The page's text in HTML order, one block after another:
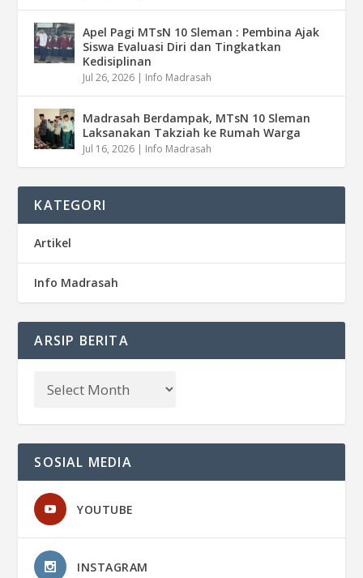
Apel Pagi MTsN 10 Sleman : Pembina Ajak
Siswa Evaluasi Diri dan Tingkatkan
Kedisiplinan
Jul 26, 2026 Info Madrasah
Madrasah Berdampak, MTsN 10 Sleman
Laksanakan Takziah ke Rumah Warga
Jul 16, 2026 Info Madrasah
KATEGORI
Artikel
Info Madrasah
ARSIP BERITA
SOSIAL MEDIA
YOUTUBE
INSTAGRAM